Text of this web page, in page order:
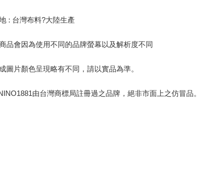
: 台灣布料?大陸生產
品會因為使用不同的品牌螢幕以及解析度不同
圖片顏色呈現略有不同，請以實品為準。
由台灣商標局註冊過之品牌，絕非市面上之仿冒品。